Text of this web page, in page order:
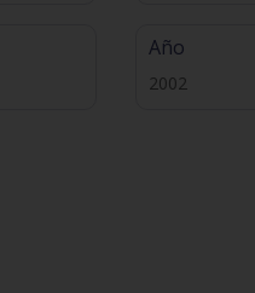
Año
2002